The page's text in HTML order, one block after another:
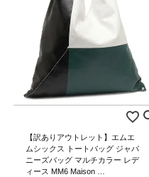
【訳ありアウトレット】エムエ
ムシックス トートバッグ ジャパ
ニーズバッグ マルチカラー レデ
ィース MM6 Maison …